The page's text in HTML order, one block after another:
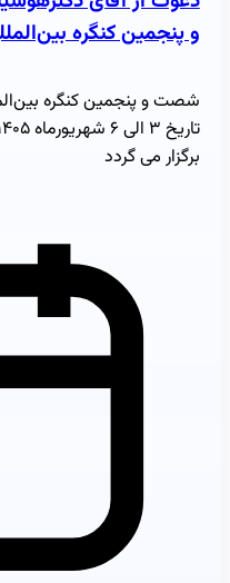
و پنجمین کنگره
شصت و پنجمین کنگره
برگزار می گردد